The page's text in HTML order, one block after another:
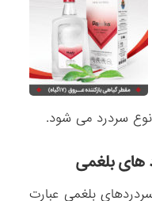
سردرد می شود.
های بلغمی
بلغمی عبارت